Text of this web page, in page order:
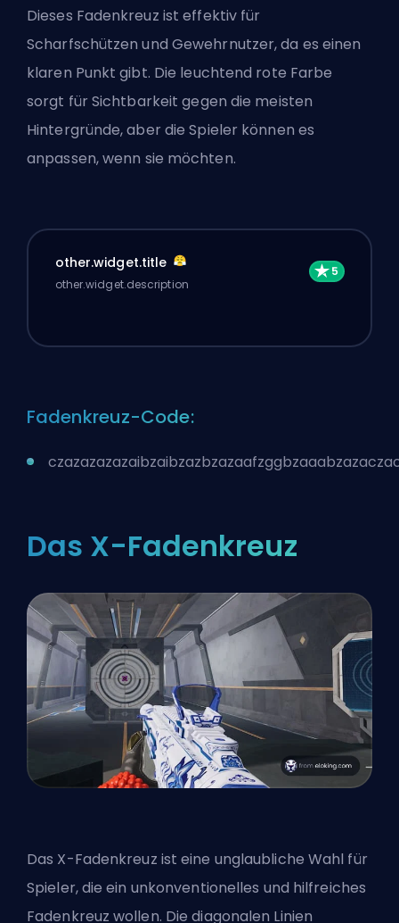
Dieses Fadenkreuz ist effektiv für
Scharfschützen und Gewehrnutzer, da es einen
klaren Punkt gibt. Die leuchtend rote Farbe
sorgt für Sichtbarkeit gegen die meisten
Hintergründe, aber die Spieler können es
anpassen, wenn sie möchten.
other.widget.title
other.widget.description
Fadenkreuz-Code:
Das X-Fadenkreuz
Das X-Fadenkreuz ist eine unglaubliche Wahl für
Spieler, die ein unkonventionelles und hilfreiches
Fadenkreuz wollen. Die diagonalen Linien